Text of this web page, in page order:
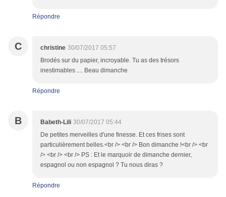
Répondre
C christine 30/07/2017 05:57
Brodés sur du papier, incroyable. Tu as des trésors
inestimables .... Beau dimanche
Répondre
B Babeth-Lili 30/07/2017 05:44
De petites merveilles d'une finesse. Et ces frises sont
particulièrement belles.<br /> <br /> Bon dimanche !<br /> <br
/> <br /> <br /> PS : Et le marquoir de dimanche dernier,
espagnol ou non espagnol ? Tu nous diras ?
Répondre